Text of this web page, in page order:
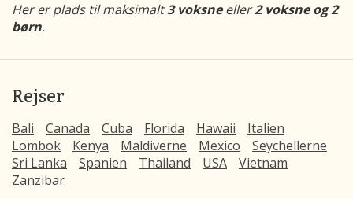
Her er plads til maksimalt3 voksneeller2 voksne og 2
børn.
Rejser
Bali Canada Cuba Florida Hawaii
Italien
Lombok
Kenya Maldiverne Mexico
Seychellerne
Sri Lanka
Spanien Thailand USA
Vietnam
Zanzibar